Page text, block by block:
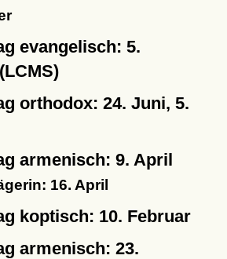
evangelisch: 5.
orthodox: 24. Juni, 5.
armenisch: 9. April
16. April
koptisch: 10. Februar
armenisch: 23.